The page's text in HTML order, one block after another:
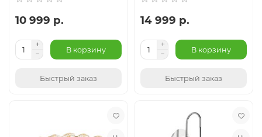
10 999 р.
В корзину
Быстрый заказ
14 999 р.
В корзину
Быстрый заказ